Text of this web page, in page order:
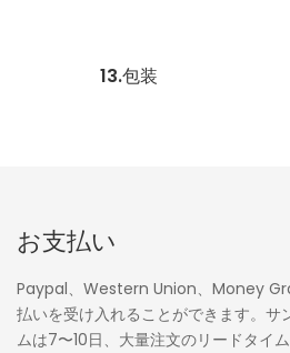
13.包装
お支払い
Paypal、Western Union、Money
払いを受け入れることができます。サ
ムは7〜10日、大量注文のリードタイ